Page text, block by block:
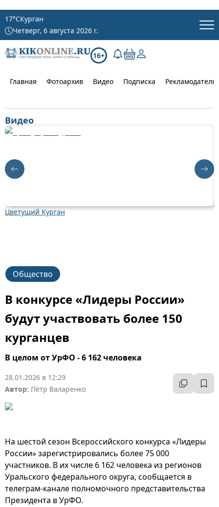
17°CКурган
Четверг, 6 августа 2026 г.
16+
Главная Фотоархив Видео Подписка
Видео
Цветущий Курган
Общество
В конкурсе «Лидеры России»
будут участвовать более 150
курганцев
В целом от УрФО - 6 162 человека
28.01.2026 в 12:29
Автор: Пётр Валаренко
На шестой сезон Всероссийского конкурса «Лидеры
России» зарегистрировались более 75 000
участников. В их числе 6 162 человека из регионов
Уральского федерального округа, сообщается в
телеграм-канале полномочного представительства
Президента в УрФО.